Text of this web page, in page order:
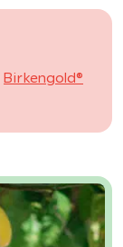
Birkengold®